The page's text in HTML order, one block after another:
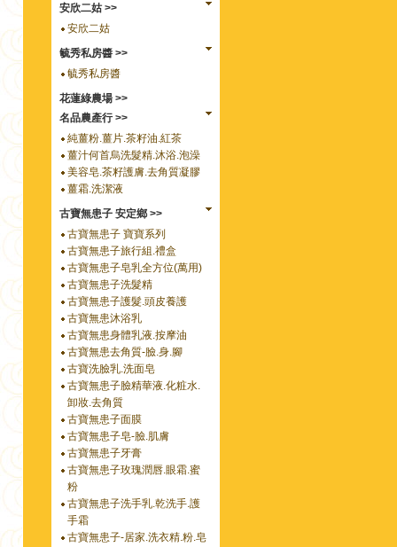
安欣二姑 >>
安欣二姑
毓秀私房醬 >>
毓秀私房醬
花蓮綠農場 >>
名品農產行 >>
純薑粉.薑片.茶籽油.紅茶
薑汁何首烏洗髮精.沐浴.泡澡
美容皂.茶籽護膚.去角質凝膠
薑霜.洗潔液
古寶無患子 安定鄉 >>
古寶無患子 寶寶系列
古寶無患子旅行組.禮盒
古寶無患子皂乳全方位(萬用)
古寶無患子洗髮精
古寶無患子護髮.頭皮養護
古寶無患沐浴乳
古寶無患身體乳液.按摩油
古寶無患去角質-臉.身.腳
古寶洗臉乳.洗面皂
古寶無患子臉精華液.化粧水.
卸妝.去角質
古寶無患子面膜
古寶無患子皂-臉.肌膚
古寶無患子牙膏
古寶無患子玫瑰潤唇.眼霜.蜜
粉
古寶無患子洗手乳.乾洗手.護
手霜
古寶無患子-居家.洗衣精.粉.皂